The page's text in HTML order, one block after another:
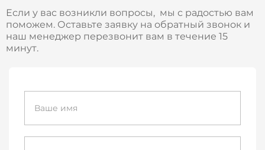
Если у вас возникли вопросы, мы с радостью вам
поможем. Оставьте заявку на обратный звонок и
наш менеджер перезвонит вам в течение 15
минут.